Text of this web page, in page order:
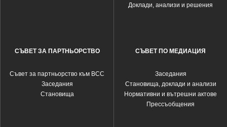
Доклади, анализи и решения
СЪВЕТ ЗА ПАРТНЬОРСТВО
Съвет за партньорство към ВСС
Заседания
Становища
СЪВЕТ ПО МЕДИАЦИЯ
Заседания
Становища, доклади и анализи
Нормативни и вътрешни актове
Прессъобщения